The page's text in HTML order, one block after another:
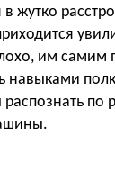
жутко
им самим
навыками
распознать по